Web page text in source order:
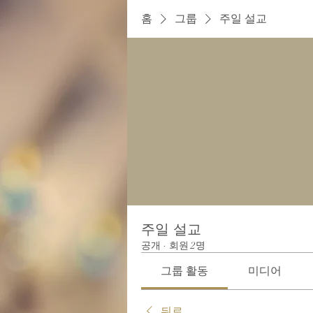
홈 그룹 주일 설교
주일 설교
공개 · 회원 2명
그룹 활동 미디어